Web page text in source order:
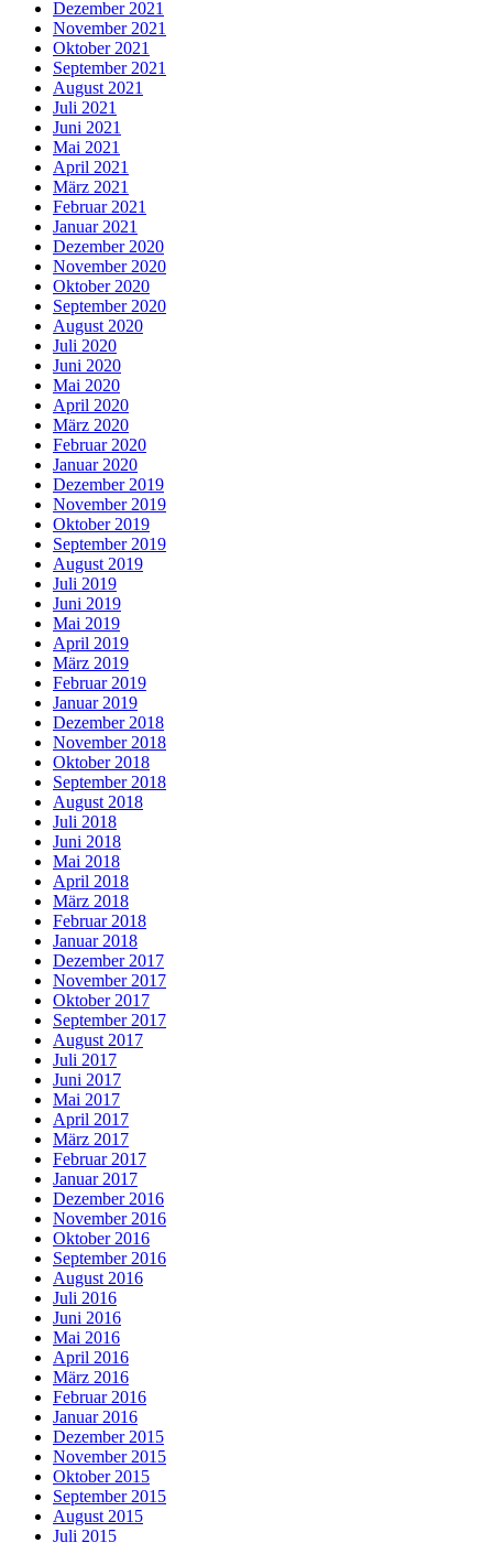
Dezember 2021
November 2021
Oktober 2021
September 2021
August 2021
Juli 2021
Juni 2021
Mai 2021
April 2021
März 2021
Februar 2021
Januar 2021
Dezember 2020
November 2020
Oktober 2020
September 2020
August 2020
Juli 2020
Juni 2020
Mai 2020
April 2020
März 2020
Februar 2020
Januar 2020
Dezember 2019
November 2019
Oktober 2019
September 2019
August 2019
Juli 2019
Juni 2019
Mai 2019
April 2019
März 2019
Februar 2019
Januar 2019
Dezember 2018
November 2018
Oktober 2018
September 2018
August 2018
Juli 2018
Juni 2018
Mai 2018
April 2018
März 2018
Februar 2018
Januar 2018
Dezember 2017
November 2017
Oktober 2017
September 2017
August 2017
Juli 2017
Juni 2017
Mai 2017
April 2017
März 2017
Februar 2017
Januar 2017
Dezember 2016
November 2016
Oktober 2016
September 2016
August 2016
Juli 2016
Juni 2016
Mai 2016
April 2016
März 2016
Februar 2016
Januar 2016
Dezember 2015
November 2015
Oktober 2015
September 2015
August 2015
Juli 2015